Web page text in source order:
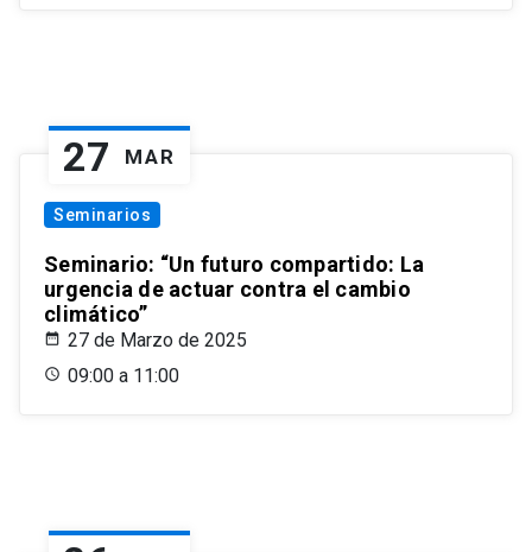
27 MAR
Seminarios
Seminario: “Un futuro compartido: La
urgencia de actuar contra el cambio
climático”
27 de Marzo de 2025
09:00 a 11:00